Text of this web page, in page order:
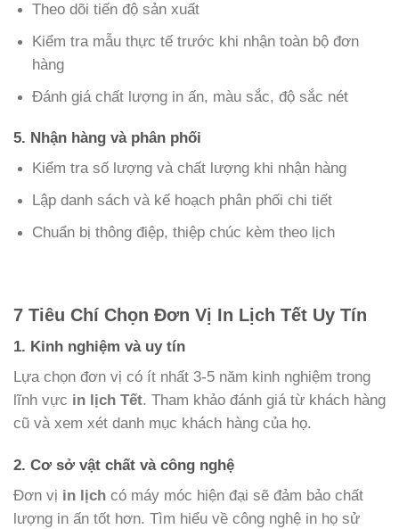
Theo dõi tiến độ sản xuất
Kiểm tra mẫu thực tế trước khi nhận toàn bộ đơn
hàng
Đánh giá chất lượng in ấn, màu sắc, độ sắc nét
5. Nhận hàng và phân phối
Kiểm tra số lượng và chất lượng khi nhận hàng
Lập danh sách và kế hoạch phân phối chi tiết
Chuẩn bị thông điệp, thiệp chúc kèm theo lịch
7 Tiêu Chí Chọn Đơn Vị In Lịch Tết Uy Tín
1. Kinh nghiệm và uy tín
Lựa chọn đơn vị có ít nhất 3-5 năm kinh nghiệm trong
lĩnh vực in lịch Tết. Tham khảo đánh giá từ khách hàng
cũ và xem xét danh mục khách hàng của họ.
2. Cơ sở vật chất và công nghệ
Đơn vị in lịch có máy móc hiện đại sẽ đảm bảo chất
lượng in ấn tốt hơn. Tìm hiểu về công nghệ in họ sử